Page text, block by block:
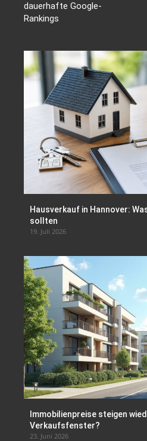
dauerhafte Google-
Rankings
Hausverkauf in Hannover:
sollten
19. Juli 2026
Immobilienpreise steigen
Verkaufsfenster?
23. Juni 2026